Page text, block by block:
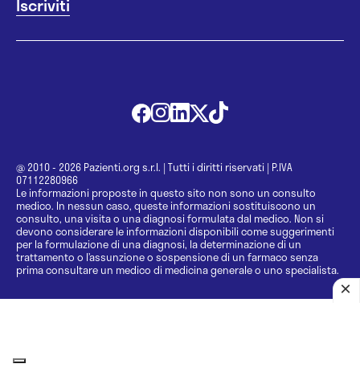
@ 2010 - 2026 Pazienti.org s.r.l. | Tutti i diritti riservati | P.IVA
07112280966
Le informazioni proposte in questo sito non sono un consulto
medico. In nessun caso, queste informazioni sostituiscono un
consulto, una visita o una diagnosi formulata dal medico. Non si
devono considerare le informazioni disponibili come suggerimenti
per la formulazione di una diagnosi, la determinazione di un
trattamento o l’assunzione o sospensione di un farmaco senza
prima consultare un medico di medicina generale o uno specialista.